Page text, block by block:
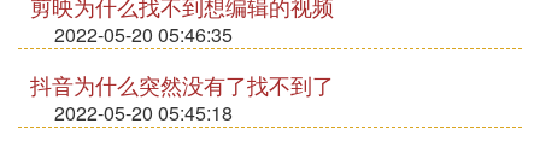
2022-05-20 05:46:35
抖音为什么突然没有了找不到了
2022-05-20 05:45:18